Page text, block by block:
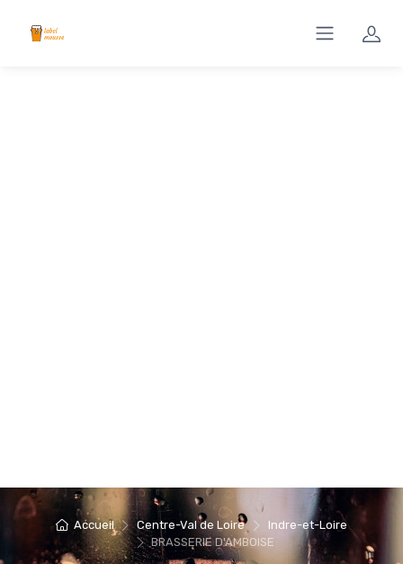
Accueil Centre-Val de Loire
Indre-et-Loire
BRASSERIE D'AMBOISE